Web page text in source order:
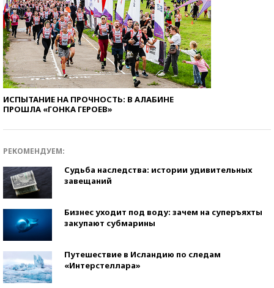
ИСПЫТАНИЕ НА ПРОЧНОСТЬ: В АЛАБИНЕ
ПРОШЛА «ГОНКА ГЕРОЕВ»
РЕКОМЕНДУЕМ:
Судьба наследства: истории удивительных
завещаний
Бизнес уходит под воду: зачем на суперъяхты
закупают субмарины
Путешествие в Исландию по следам
«Интерстеллара»